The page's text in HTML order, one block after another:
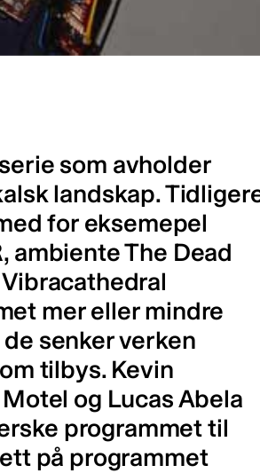
som avholder
landskap.
for eksemepel
ambiente The Dead
mer eller mindre
senker verken
tilbys. Kevin
og Lucas Abela
programmet til
på programmet